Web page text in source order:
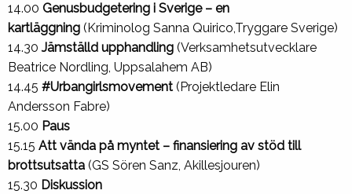
14.00 Genusbudgetering i Sverige – en
kartläggning (Kriminolog Sanna Quirico,Tryggare Sverige)
14.30 Jämställd upphandling (Verksamhetsutvecklare
Beatrice Nordling, Uppsalahem AB)
14.45 #Urbangirlsmovement (Projektledare Elin
Andersson Fabre)
15.00 Paus
15.15 Att vända på myntet – finansiering av stöd till
brottsutsatta (GS Sören Sanz, Akillesjouren)
15.30 Diskussion